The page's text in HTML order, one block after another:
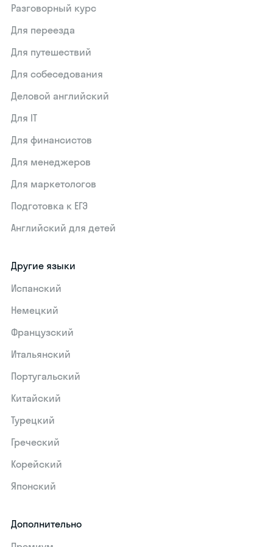
Разговорный курс
Для переезда
Для путешествий
Для собеседования
Деловой английский
Для IT
Для финансистов
Для менеджеров
Для маркетологов
Подготовка к ЕГЭ
Английский для детей
Другие языки
Испанский
Немецкий
Французский
Итальянский
Португальский
Китайский
Турецкий
Греческий
Корейский
Японский
Дополнительно